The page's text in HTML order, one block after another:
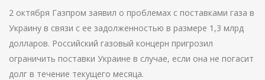
2 октября Газпром заявил о проблемах с поставками газа в
Украину в связи с ее задолженностью в размере 1,3 млрд
долларов. Российский газовый концерн пригрозил
ограничить поставки Украине в случае, если она не погасит
долг в течение текущего месяца.